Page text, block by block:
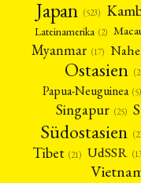
Japan (523)
Lateinamerika (2)
Myanmar (17)
Ostasien
Papua-Neuguinea (5)
Singapur (25)
Südostasien
Tibet (21) UdSSR